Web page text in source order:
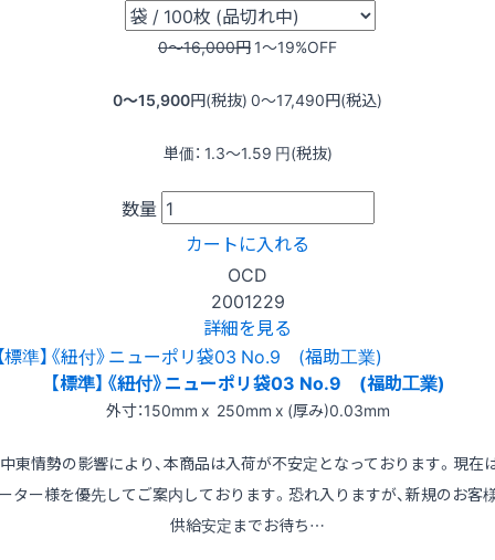
0〜16,000円 1〜19%OFF
0〜15,900円(税抜) 0〜17,490円(税込)
単価： 1.3〜1.59 円(税抜)
数量
カートに入れる
OCD
2001229
詳細を見る
【標準】《紐付》ニューポリ袋03 No.9 (福助工業)
外寸：150mm x 250mm x (厚み)0.03mm
東情勢の影響により、本商品は入荷が不安定となっております。現在
ター様を優先してご案内しております。恐れ入りますが、新規のお客
供給安定までお待ち…